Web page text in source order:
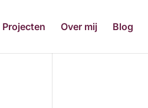
Projecten Over mij Blog